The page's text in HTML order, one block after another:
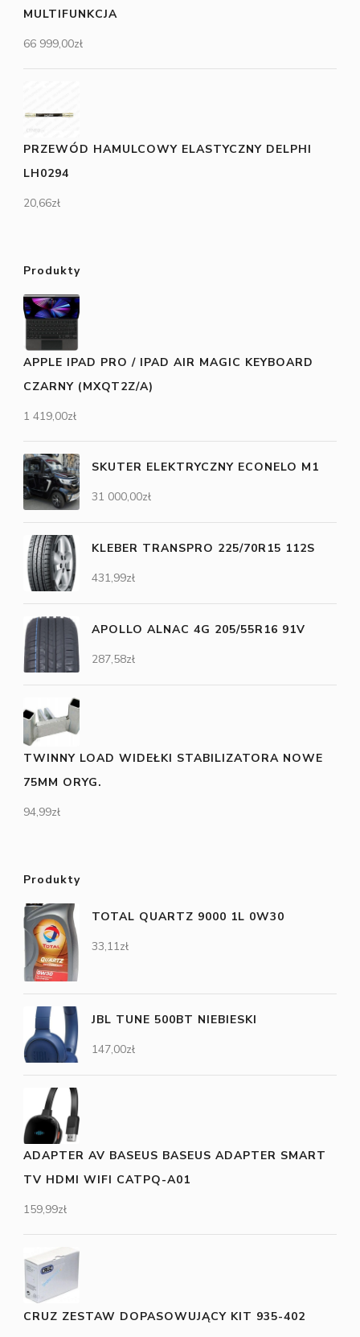
MULTIFUNKCJA
66 999,00zł
PRZEWÓD HAMULCOWY ELASTYCZNY DELPHI
LH0294
20,66zł
Produkty
APPLE IPAD PRO / IPAD AIR MAGIC KEYBOARD
CZARNY (MXQT2Z/A)
1 419,00zł
SKUTER ELEKTRYCZNY ECONELO M1
31 000,00zł
KLEBER TRANSPRO 225/70R15 112S
431,99zł
APOLLO ALNAC 4G 205/55R16 91V
287,58zł
TWINNY LOAD WIDEŁKI STABILIZATORA NOWE
75MM ORYG.
94,99zł
Produkty
TOTAL QUARTZ 9000 1L 0W30
33,11zł
JBL TUNE 500BT NIEBIESKI
147,00zł
ADAPTER AV BASEUS BASEUS ADAPTER SMART
TV HDMI WIFI CATPQ-A01
159,99zł
CRUZ ZESTAW DOPASOWUJĄCY KIT 935-402